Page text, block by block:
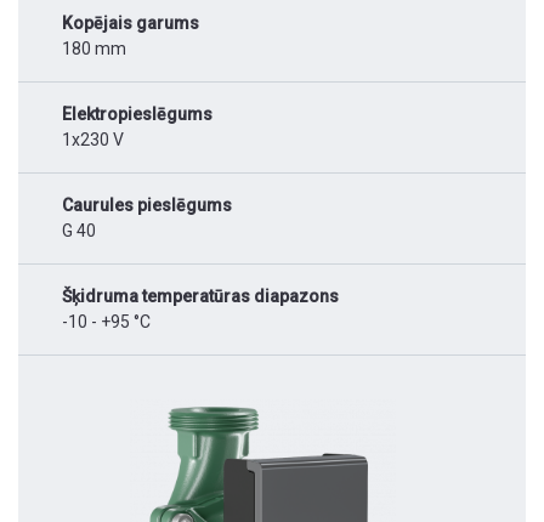
Kopējais garums
180 mm
Elektropieslēgums
1x230 V
Caurules pieslēgums
G 40
Šķidruma temperatūras diapazons
-10 - +95 °C